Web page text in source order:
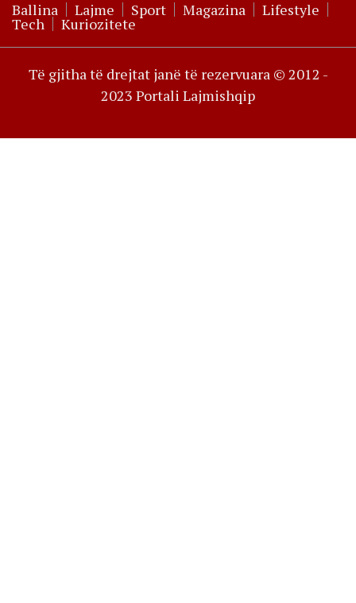
Ballina Lajme Sport Magazina Lifestyle
Tech Kuriozitete
Të gjitha të drejtat janë të rezervuara © 2012 -
2023 Portali Lajmishqip